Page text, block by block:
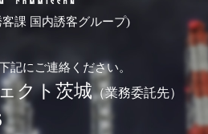
課 国内誘客グループ)
記にご連絡ください。
クト茨城（業務委託先）